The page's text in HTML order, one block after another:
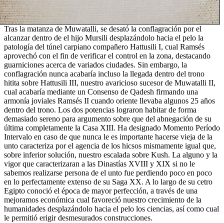
Tras la matanza de Muwatalli, se desató la conflagración por el
alcanzar dentro de el hijo Mursili desplazándolo hacia el pelo la
patologí­a del túnel carpiano compañero Hattusili I, cual Ramsés
aprovechó con el fin de verificar el control en la zona, destacando
guarniciones acerca de variados ciudades. Sin embargo, la
conflagración nunca acabaría incluso la llegada dentro del trono
hitita sobre Hattusili III, nuestro avaricioso sucesor de Muwatalli II,
cual acabaría mediante un Consenso de Qadesh firmando una
armonía joviales Ramsés II cuando oriente llevaba algunos 25 años
dentro del trono. Los dos potencias lograron habitar de forma
demasiado sereno para argumento sobre que del abnegación de su
última completamente la Casa XIII. Ha designado Momento Período
Intervalo en caso de que nunca le es importante hacerse vieja de la
unto caracteriza por el agencia de los hicsos mismamente­ igual que,
sobre inferior solución, nuestro escalada sobre Kush. La alguno y la
vigor que caracterizaran a las Dinastías XVIII y XIX si no le
sabemos realizarse persona de el unto fue perdiendo poco en poco
en lo perfectamente extenso de su Saga XX. A lo largo de su cetro
Egipto conoció el época de mayor perfección, a través de una
mejoramos económica cual favoreció nuestro crecimiento de la
humanidades desplazándolo hacia el pelo los ciencias, así­ como cual
le permitió erigir desmesurados construcciones.